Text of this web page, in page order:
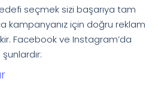
seçmek sizi başarıya tam
kampanyanız için doğru reklam
Facebook ve Instagram’da